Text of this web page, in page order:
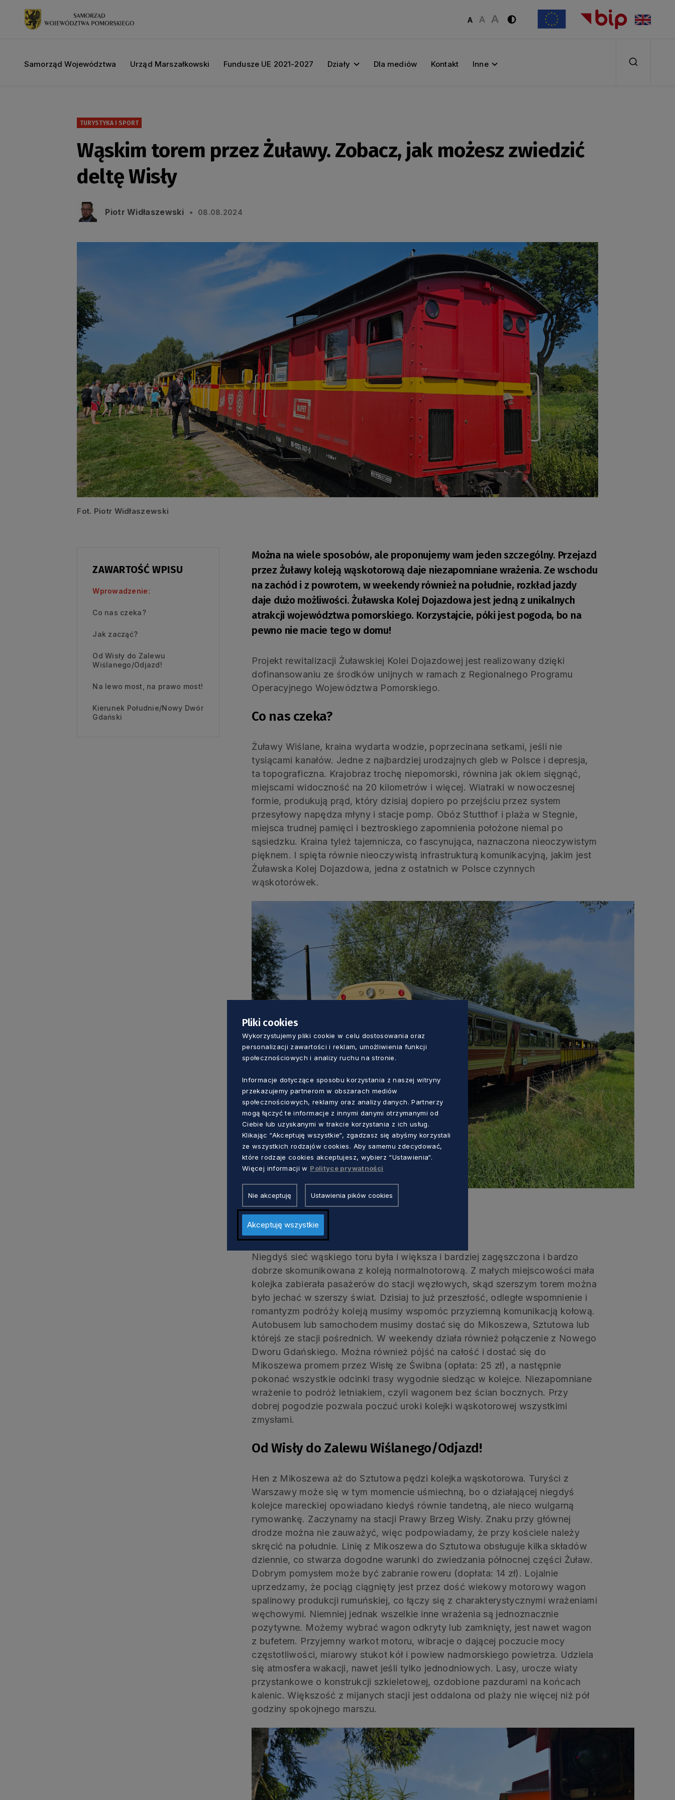
Samorząd Województwa Urząd Marszałkowski Fundusze UE 2021-2027 Działy Dla mediów Kontakt Inne
TURYSTYKA I SPORT
Wąskim torem przez Żuławy. Zobacz, jak możesz zwiedzić
deltę Wisły
Piotr Widłaszewski 08.08.2024
Fot. Piotr Widłaszewski
ZAWARTOŚĆ WPISU
Wprowadzenie:
Co nas czeka?
Jak zacząć?
Od Wisły do Zalewu
Wiślanego/Odjazd!
Na lewo most, na prawo most!
Kierunek Południe/Nowy Dwór
Gdański
Można na wiele sposobów, ale proponujemy wam jeden szczególny. Przejazd
przez Żuławy koleją wąskotorową daje niezapomniane wrażenia. Ze wschodu
na zachód i z powrotem, w weekendy również na południe, rozkład jazdy
daje dużo możliwości. Żuławska Kolej Dojazdowa jest jedną z unikalnych
atrakcji województwa pomorskiego. Korzystajcie, póki jest pogoda, bo na
pewno nie macie tego w domu!
Projekt rewitalizacji Żuławskiej Kolei Dojazdowej jest realizowany dzięki
dofinansowaniu ze środków unijnych w ramach z Regionalnego Programu
Operacyjnego Województwa Pomorskiego.
Co nas czeka?
Żuławy Wiślane, kraina wydarta wodzie, poprzecinana setkami, jeśli nie
tysiącami kanałów. Jedne z najbardziej urodzajnych gleb w Polsce i depresja,
ta topograficzna. Krajobraz trochę niepomorski, równina jak okiem sięgnąć,
miejscami widoczność na 20 kilometrów i więcej. Wiatraki w nowoczesnej
formie, produkują prąd, który dzisiaj dopiero po przejściu przez system
przesyłowy napędza młyny i stacje pomp. Obóz Stutthof i plaża w Stegnie,
miejsca trudnej pamięci i beztroskiego zapomnienia położone niemal po
sąsiedzku. Kraina tyleż tajemnicza, co fascynująca, naznaczona nieoczywistym
pięknem. I spięta równie nieoczywistą infrastrukturą komunikacyjną, jakim jest
Żuławska Kolej Dojazdowa, jedna z ostatnich w Polsce czynnych
wąskotorówek.
FOT. PIOTR WIDŁASZEWSKI
Jak zacząć?
Niegdyś sieć wąskiego toru była i większa i bardziej zagęszczona i bardzo
dobrze skomunikowana z koleją normalnotorową. Z małych miejscowości mała
kolejka zabierała pasażerów do stacji węzłowych, skąd szerszym torem można
było jechać w szerszy świat. Dzisiaj to już przeszłość, odległe wspomnienie i
romantyzm podróży koleją musimy wspomóc przyziemną komunikacją kołową.
Autobusem lub samochodem musimy dostać się do Mikoszewa, Sztutowa lub
którejś ze stacji pośrednich. W weekendy działa również połączenie z Nowego
Dworu Gdańskiego. Można również pójść na całość i dostać się do
Mikoszewa promem przez Wisłę ze Świbna (opłata: 25 zł), a następnie
pokonać wszystkie odcinki trasy wygodnie siedząc w kolejce. Niezapomniane
wrażenie to podróż letniakiem, czyli wagonem bez ścian bocznych. Przy
dobrej pogodzie pozwala poczuć uroki kolejki wąskotorowej wszystkimi
zmysłami.
Od Wisły do Zalewu Wiślanego/Odjazd!
Hen z Mikoszewa aż do Sztutowa pędzi kolejka wąskotorowa. Turyści z
Warszawy może się w tym momencie uśmiechną, bo o działającej niegdyś
kolejce mareckiej opowiadano kiedyś równie tandetną, ale nieco wulgarną
rymowankę. Zaczynamy na stacji Prawy Brzeg Wisły. Znaku przy głównej
drodze można nie zauważyć, więc podpowiadamy, że przy kościele należy
skręcić na południe. Linię z Mikoszewa do Sztutowa obsługuje kilka składów
dziennie, co stwarza dogodne warunki do zwiedzania północnej części Żuław.
Dobrym pomysłem może być zabranie roweru (dopłata: 14 zł). Lojalnie
uprzedzamy, że pociąg ciągnięty jest przez dość wiekowy motorowy wagon
spalinowy produkcji rumuńskiej, co łączy się z charakterystycznymi wrażeniami
węchowymi. Niemniej jednak wszelkie inne wrażenia są jednoznacznie
pozytywne. Możemy wybrać wagon odkryty lub zamknięty, jest nawet wagon
z bufetem. Przyjemny warkot motoru, wibracje o dającej poczucie mocy
częstotliwości, miarowy stukot kół i powiew nadmorskiego powietrza. Udziela
się atmosfera wakacji, nawet jeśli tylko jednodniowych. Lasy, urocze wiaty
przystankowe o konstrukcji szkieletowej, ozdobione pazdurami na końcach
kalenic. Większość z mijanych stacji jest oddalona od plaży nie więcej niż pół
godziny spokojnego marszu.
Pliki cookies
Wykorzystujemy pliki cookie w celu dostosowania oraz
personalizacji zawartości i reklam, umożliwienia funkcji
społecznościowych i analizy ruchu na stronie.
Informacje dotyczące sposobu korzystania z naszej witryny
przekazujemy partnerom w obszarach mediów
społecznościowych, reklamy oraz analizy danych. Partnerzy
mogą łączyć te informacje z innymi danymi otrzymanymi od
Ciebie lub uzyskanymi w trakcie korzystania z ich usług.
Klikając “Akceptuję wszystkie“, zgadzasz się abyśmy korzystali
ze wszystkich rodzajów cookies. Aby samemu zdecydować,
które rodzaje cookies akceptujesz, wybierz “Ustawienia“.
Więcej informacji w Polityce prywatności
Nie akceptuję Ustawienia pików cookies
Akceptuję wszystkie